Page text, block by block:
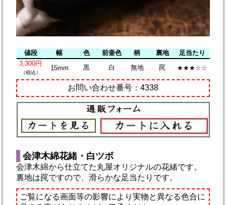
値段 幅 色 前壷色 柄 裏地
足当たり
3,300円
（税込）
15mm 黒 白 無地 罠 ★★★☆☆
お問い合わせ番号：4338
会津木綿花緒・白ツボ
会津木綿から仕立てた丸屋オリジナルの花緒です。
裏地は罠ですので、滑らかな足当たりです。
ご覧になる画面等の影響により実物と異なる色合に